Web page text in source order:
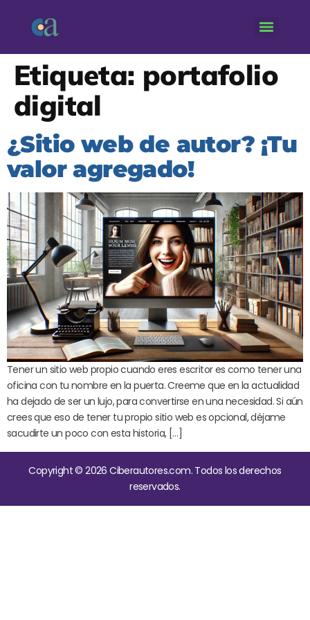
Etiqueta: portafolio
digital
¿Sitio web de autor? ¡Tu
valor agregado!
Tener un sitio web propio cuando eres escritor es como tener una
oficina con tu nombre en la puerta. Creeme que en la actualidad
ha dejado de ser un lujo, para convertirse en una necesidad. Si aún
crees que eso de tener tu propio sitio web es opcional, déjame
sacudirte un poco con esta historia, […]
Copyright © 2026 Ciberautores.com. Todos los derechos
reservados.